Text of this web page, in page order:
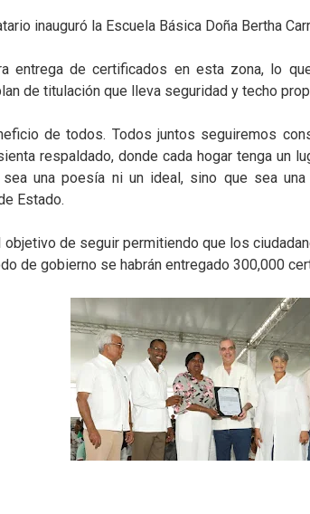
inauguró la Escuela Básica Doña Bertha
entrega de certificados en esta zona, lo
de titulación que lleva seguridad y techo
de todos. Todos juntos seguiremos
respaldado, donde cada hogar tenga un
una poesía ni un ideal, sino que sea
Estado.
de seguir permitiendo que los
de gobierno se habrán entregado 300,000